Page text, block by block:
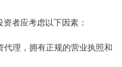
者应考虑以下因素：
理，拥有正规的营业执照和